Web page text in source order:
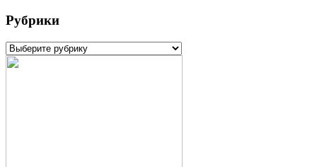
Рубрики
Рубрики